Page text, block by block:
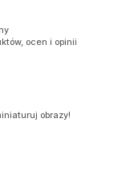
ocen i opinii
obrazy!